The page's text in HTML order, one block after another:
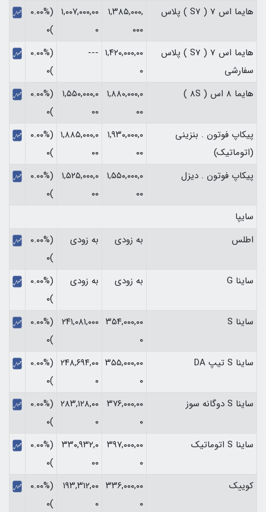
هایما اس 7 ( S7 ) پلاس
۱,۳۸۵,۰۰۰,
۰۰۰
۱,۰۰۷,۰۰۰,۰۰
۰
(۰.۰۰%
)۰
هایما اس 7 ( S7 ) پلاس
سفارشی
۱,۴۲۰,۰۰۰,۰۰
۰
---
(۰.۰۰%
)۰
هایما 8 اس ( 8S )
۱,۸۸۰,۰۰۰,۰
۰۰
۱,۵۵۰,۰۰۰,۰
۰۰
(۰.۰۰%
)۰
پیکاپ فوتون . بنزینی
(اتوماتیک)
۱,۹۳۰,۰۰۰,۰
۰۰
۱,۸۸۵,۰۰۰,۰
۰۰
(۰.۰۰%
)۰
پیکاپ فوتون . دیزل
۱,۵۵۰,۰۰۰,۰
۰۰
۱,۵۲۵,۰۰۰,۰
۰۰
(۰.۰۰%
)۰
سایپا
اطلس
به زودی به زودی
(۰.۰۰%
)۰
ساینا G
به زودی به زودی
(۰.۰۰%
)۰
ساینا S
۳۵۴,۰۰۰,۰۰
۰
۲۴۱,۰۸۱,۰۰۰
(۰.۰۰%
)۰
ساینا S تیپ DA
۳۵۵,۰۰۰,۰۰
۰
۲۴۸,۶۹۴,۰۰
۰
(۰.۰۰%
)۰
ساینا S دوگانه سوز
۳۷۶,۰۰۰,۰۰
۰
۲۸۳,۱۲۸,۰۰
۰
(۰.۰۰%
)۰
ساینا S اتوماتیک
۳۹۷,۰۰۰,۰۰
۰
۳۳۰,۹۳۲,۰
۰۰
(۰.۰۰%
)۰
کوییک
۳۳۶,۰۰۰,۰۰
۰
۱۹۳,۳۱۲,۰۰
۰
(۰.۰۰%
)۰